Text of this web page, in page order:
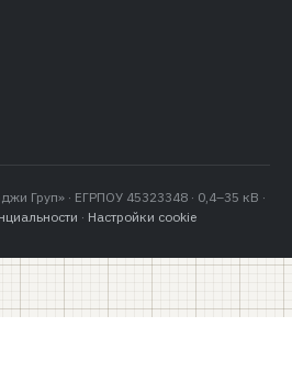
Груп» · ЕГРПОУ 45323348 · 0,4–35 кВ ·
· Настройки cookie